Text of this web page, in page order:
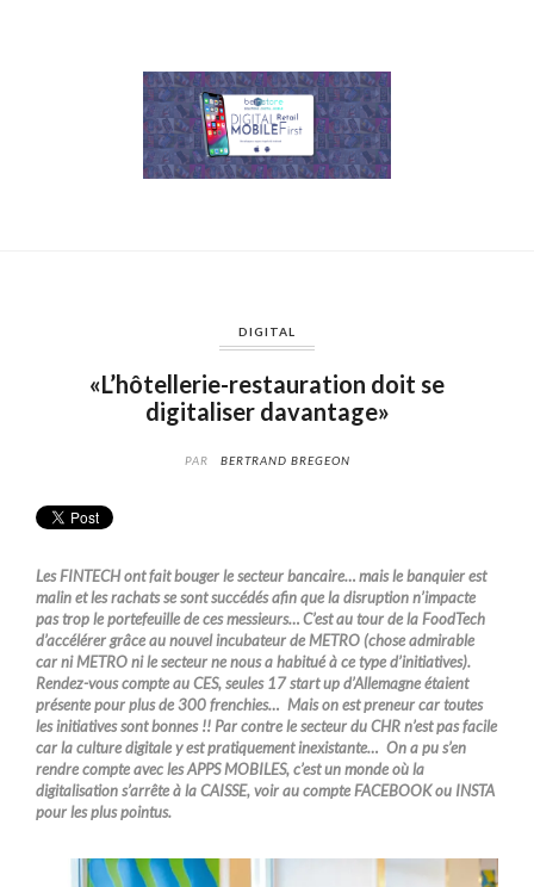
DIGITAL
«L’hôtellerie-restauration doit se
digitaliser davantage»
PAR BERTRAND BREGEON
Les FINTECH ont fait bouger le secteur bancaire… mais le banquier est
malin et les rachats se sont succédés afin que la disruption n’impacte
pas trop le portefeuille de ces messieurs… C’est au tour de la FoodTech
d’accélérer grâce au nouvel incubateur de METRO (chose admirable
car ni METRO ni le secteur ne nous a habitué à ce type d’initiatives).
Rendez-vous compte au CES, seules 17 start up d’Allemagne étaient
présente pour plus de 300 frenchies… Mais on est preneur car toutes
les initiatives sont bonnes !! Par contre le secteur du CHR n’est pas facile
car la culture digitale y est pratiquement inexistante… On a pu s’en
rendre compte avec les APPS MOBILES, c’est un monde où la
digitalisation s’arrête à la CAISSE, voir au compte FACEBOOK ou INSTA
pour les plus pointus.